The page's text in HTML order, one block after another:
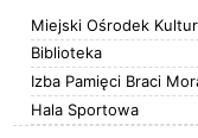
Miejski Ośrodek
Biblioteka
Izba Pamięci Braci
Hala Sportowa